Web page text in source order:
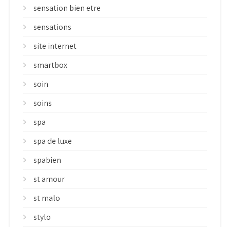
sensation bien etre
sensations
site internet
smartbox
soin
soins
spa
spa de luxe
spabien
st amour
st malo
stylo